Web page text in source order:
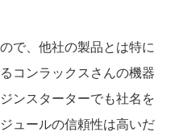
で、他社の製品とは特に
コンラックスさんの機器
ンスターターでも社名を
ュールの信頼性は高いだ